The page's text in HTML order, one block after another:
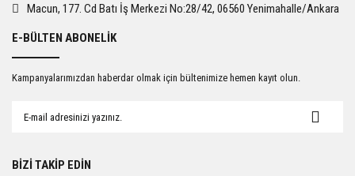
Macun, 177. Cd Batı İş Merkezi No:28/42, 06560 Yenimahalle/Ankara
E-BÜLTEN ABONELİK
Kampanyalarımızdan haberdar olmak için bültenimize hemen kayıt olun.
BİZİ TAKİP EDİN